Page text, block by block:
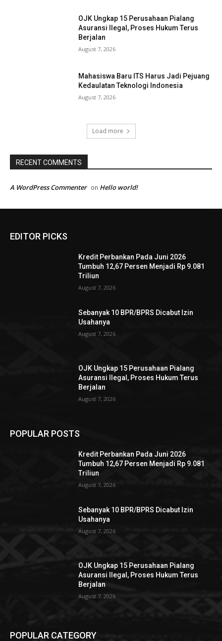
OJK Ungkap 15 Perusahaan Pialang
Asuransi Ilegal, Proses Hukum Terus
Berjalan
August 7, 2026
Mahasiswa Baru ITS Harus Jadi Pejuang
Kedaulatan Teknologi Indonesia
August 7, 2026
Load more
RECENT COMMENTS
A WordPress Commenter on Hello world!
EDITOR PICKS
Kredit Perbankan Pada Juni 2026
Tumbuh 12,67 Persen Menjadi Rp 9.081
Triliun
August 7, 2026
Sebanyak 10 BPR/BPRS Dicabut Izin
Usahanya
August 7, 2026
OJK Ungkap 15 Perusahaan Pialang
Asuransi Ilegal, Proses Hukum Terus
Berjalan
August 7, 2026
POPULAR POSTS
Kredit Perbankan Pada Juni 2026
Tumbuh 12,67 Persen Menjadi Rp 9.081
Triliun
August 7, 2026
Sebanyak 10 BPR/BPRS Dicabut Izin
Usahanya
August 7, 2026
OJK Ungkap 15 Perusahaan Pialang
Asuransi Ilegal, Proses Hukum Terus
Berjalan
August 7, 2026
POPULAR CATEGORY